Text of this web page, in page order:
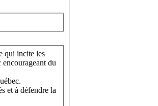
qui incite les
du
et à défendre la